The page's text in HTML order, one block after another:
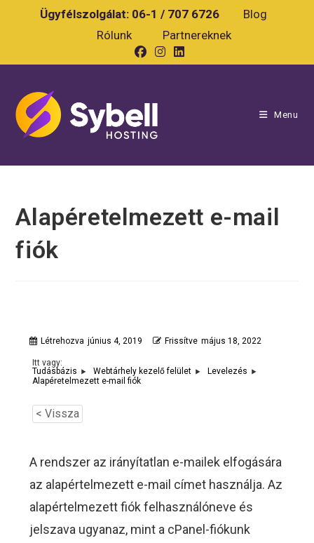
Ügyfélszolgálat: 06-1 / 707 6726
Blog
Rólunk
Partnereknek
Menu
Alapéretelmezett e-mail
fiók
Létrehozva június 4, 2019 Frissítve május 18, 2022
Itt vagy:
Tudásbázis
Webtárhely kezelő felület
Levelezés
Alapéretelmezett e-mail fiók
< Vissza
A rendszer az irányítatlan e-mailek elfogására
az alapértelmezett e-mail címet használja. Az
alapértelmezett fiók felhasználóneve és
jelszava ugyanaz, mint a cPanel-fiókunk